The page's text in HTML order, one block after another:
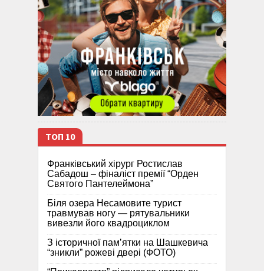
ТОП 10
Франківський хірург Ростислав
Сабадош – фіналіст премії “Орден
Святого Пантелеймона”
Біля озера Несамовите турист
травмував ногу — рятувальники
вивезли його квадроциклом
З історичної памʼятки на Шашкевича
“зникли” рожеві двері (ФОТО)